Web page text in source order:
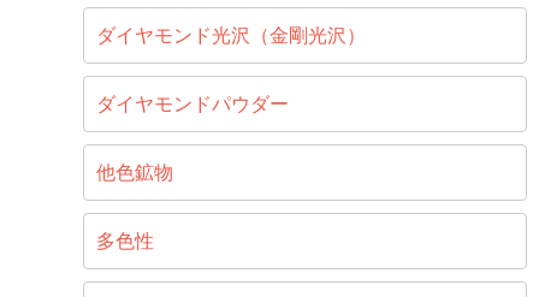
ダイヤモンド光沢（金剛光沢）
ダイヤモンドパウダー
他色鉱物
多色性